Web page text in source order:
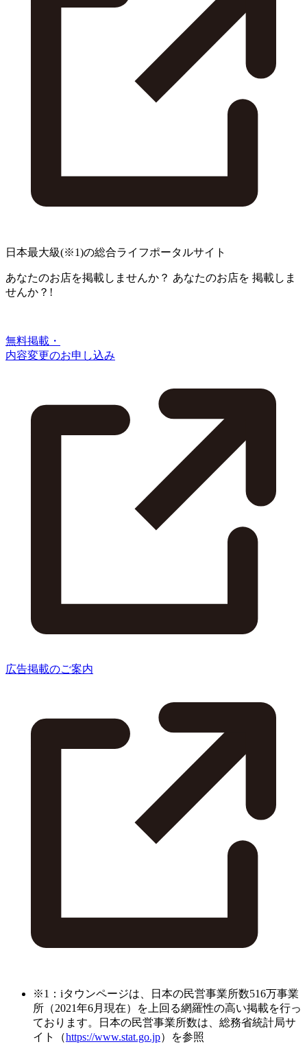
日本最大級(※1)の総合ライフポータルサイト
あなたのお店を掲載しませんか？ あなたのお店を 掲載しま
せんか？!
無料掲載・
内容変更のお申し込み
広告掲載のご案内
※1：iタウンページは、日本の民営事業所数516万事業
所（2021年6月現在）を上回る網羅性の高い掲載を行っ
ております。日本の民営事業所数は、総務省統計局サ
イト（https://www.stat.go.jp）を参照